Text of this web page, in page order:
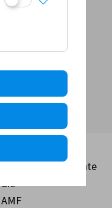
Über
die
AMF
Dokumente